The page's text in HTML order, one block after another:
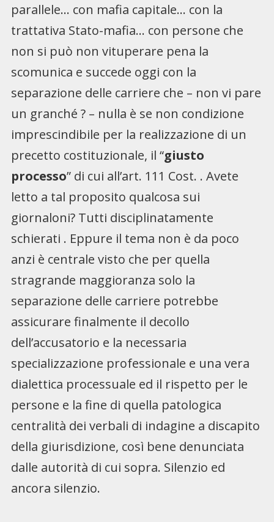
parallele… con mafia capitale… con la
trattativa Stato-mafia… con persone che
non si può non vituperare pena la
scomunica e succede oggi con la
separazione delle carriere che – non vi pare
un granché ? – nulla è se non condizione
imprescindibile per la realizzazione di un
precetto costituzionale, il “giusto
processo” di cui all’art. 111 Cost. . Avete
letto a tal proposito qualcosa sui
giornaloni? Tutti disciplinatamente
schierati . Eppure il tema non è da poco
anzi è centrale visto che per quella
stragrande maggioranza solo la
separazione delle carriere potrebbe
assicurare finalmente il decollo
dell’accusatorio e la necessaria
specializzazione professionale e una vera
dialettica processuale ed il rispetto per le
persone e la fine di quella patologica
centralità dei verbali di indagine a discapito
della giurisdizione, così bene denunciata
dalle autorità di cui sopra. Silenzio ed
ancora silenzio.